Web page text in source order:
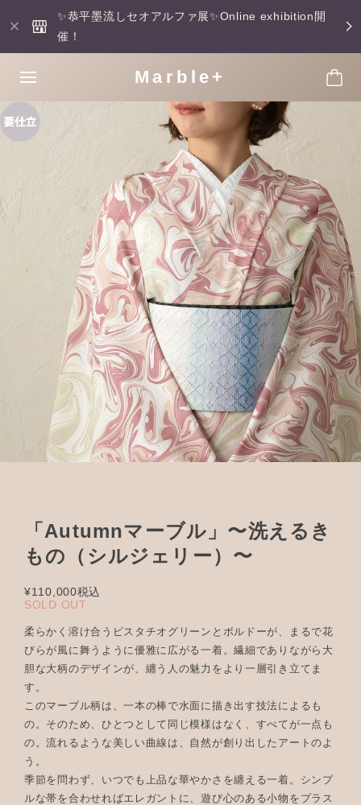
✨恭平墨流しセオアルファ展✨Online exhibition開
催！
Marble+
「Autumnマーブル」〜洗えるき
もの（シルジェリー）〜
¥110,000税込
SOLD OUT
柔らかく溶け合うピスタチオグリーンとボルドーが、まるで花
びらが風に舞うように優雅に広がる一着。繊細でありながら大
胆な大柄のデザインが、纏う人の魅力をより一層引き立てま
す。
このマーブル柄は、一本の棒で水面に描き出す技法によるも
の。そのため、ひとつとして同じ模様はなく、すべてが一点も
の。流れるような美しい曲線は、自然が創り出したアートのよ
う。
季節を問わず、いつでも上品な華やかさを纏える一着。シンプ
ルな帯を合わせればエレガントに、遊び心のある小物をプラス